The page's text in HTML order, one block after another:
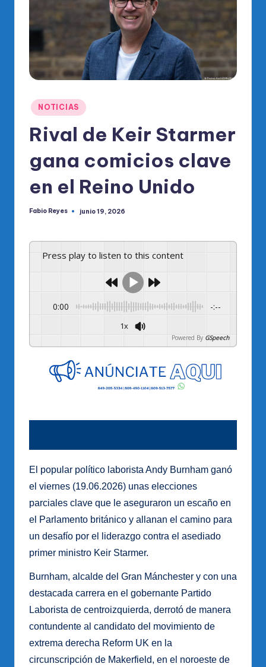
di
o
O
al
R
Publicado
en
NOTICIAS
Rival de Keir Starmer
gana comicios clave
en el Reino Unido
Publicado
Fabio Reyes junio 19, 2026
Press play to listen to this content
0:00 -:--
1x
Powered By GSpeech
El popular político laborista Andy Burnham ganó
el viernes (19.06.2026) unas elecciones
parciales clave que le aseguraron un escaño en
el Parlamento británico y allanan el camino para
un desafío por el liderazgo contra el asediado
primer ministro Keir Starmer.
Burnham, alcalde del Gran Mánchester y con una
destacada carrera en el gobernante Partido
Laborista de centroizquierda, derrotó de manera
contundente al candidato del movimiento de
extrema derecha Reform UK en la
circunscripción de Makerfield, en el noroeste de